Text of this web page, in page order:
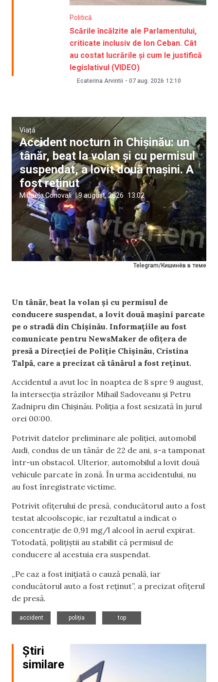
Politică
Scările încălzite ale Parlamentului,
criticate inclusiv de Ion Ceban. Cât
au costat lucrările și cum le justifică
legislativul (VIDEO)
Ecaterina Arvintii - 07 aug. 2026 12:10
Telegram/Кишинёв в теме
Viață
Accident nocturn în Chișinău: un
tânăr, beat la volan și cu permisul
suspendat, a lovit două mașini. A
fost reținut
Mihaela Conovali |9 august, 2026 13:02
Un tânăr, beat la volan și cu permisul de
conducere suspendat, a lovit două mașini parcate
pe o stradă din Chișinău. Informațiile au fost
comunicate pentru NewsMaker de ofițera de
presă a Direcției de Poliție Chișinău, Cristina
Talpă, care a precizat că tânărul a fost reținut.
Accidentul a avut loc în noaptea de 8 spre 9 august,
la intersecția străzilor Mihail Sadoveanu și Petru
Zadnipru din Chișinău. Poliția a fost sesizată în jurul
orei 00:00.
Potrivit datelor preliminare ale poliției, automobil
Audi, condus de un tânăr de 22 de ani, s-a tamponat
într-un obstacol. Ulterior, automobilul a lovit două
vehicule parcate în zonă. În urma accidentului, nu
au fost înregistrate victime.
Potrivit ofițerului de presă, conducătorul auto a fost
testat alcoolscopic, iar rezultatul a indicat o
concentrație de 0,91 mg/l alcool în aerul expirat.
Totodată, polițiștii au stabilit că permisul de
conducere al acestuia era suspendat.
„Pe caz a fost inițiată o cauză penală, iar
conducătorul auto a fost reținut”, a precizat ofițerul
de presă.
accident
poliția
top
Știri
similare